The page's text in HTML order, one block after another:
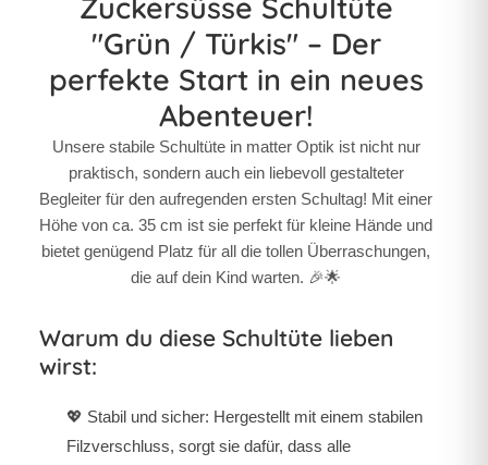
Zuckersüsse Schultüte
"Grün / Türkis" – Der
perfekte Start in ein neues
Abenteuer!
Unsere stabile Schultüte in matter Optik ist nicht nur
praktisch, sondern auch ein liebevoll gestalteter
Begleiter für den aufregenden ersten Schultag! Mit einer
Höhe von ca. 35 cm ist sie perfekt für kleine Hände und
bietet genügend Platz für all die tollen Überraschungen,
die auf dein Kind warten. 🎉🌟
Warum du diese Schultüte lieben
wirst:
💖 Stabil und sicher: Hergestellt mit einem stabilen
Filzverschluss, sorgt sie dafür, dass alle